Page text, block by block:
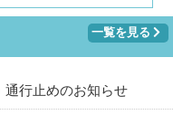
一覧を見る
通行止めのお知らせ